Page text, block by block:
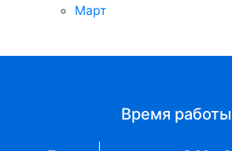
Март
Время работы